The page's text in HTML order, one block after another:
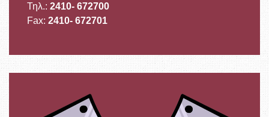
Τηλ.: 2410- 672700
Fax: 2410- 672701